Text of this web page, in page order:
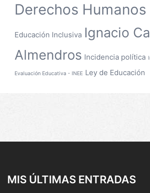
Derechos Humanos
Educación Inclusiva Ignacio
Almendros Incidencia política
Evaluación Educativa - INEE Ley de Educación
MIS ÚLTIMAS ENTRADAS